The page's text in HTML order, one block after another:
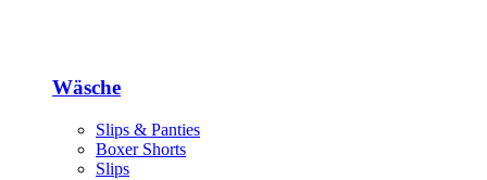
Wäsche
Slips & Panties
Boxer Shorts
Slips